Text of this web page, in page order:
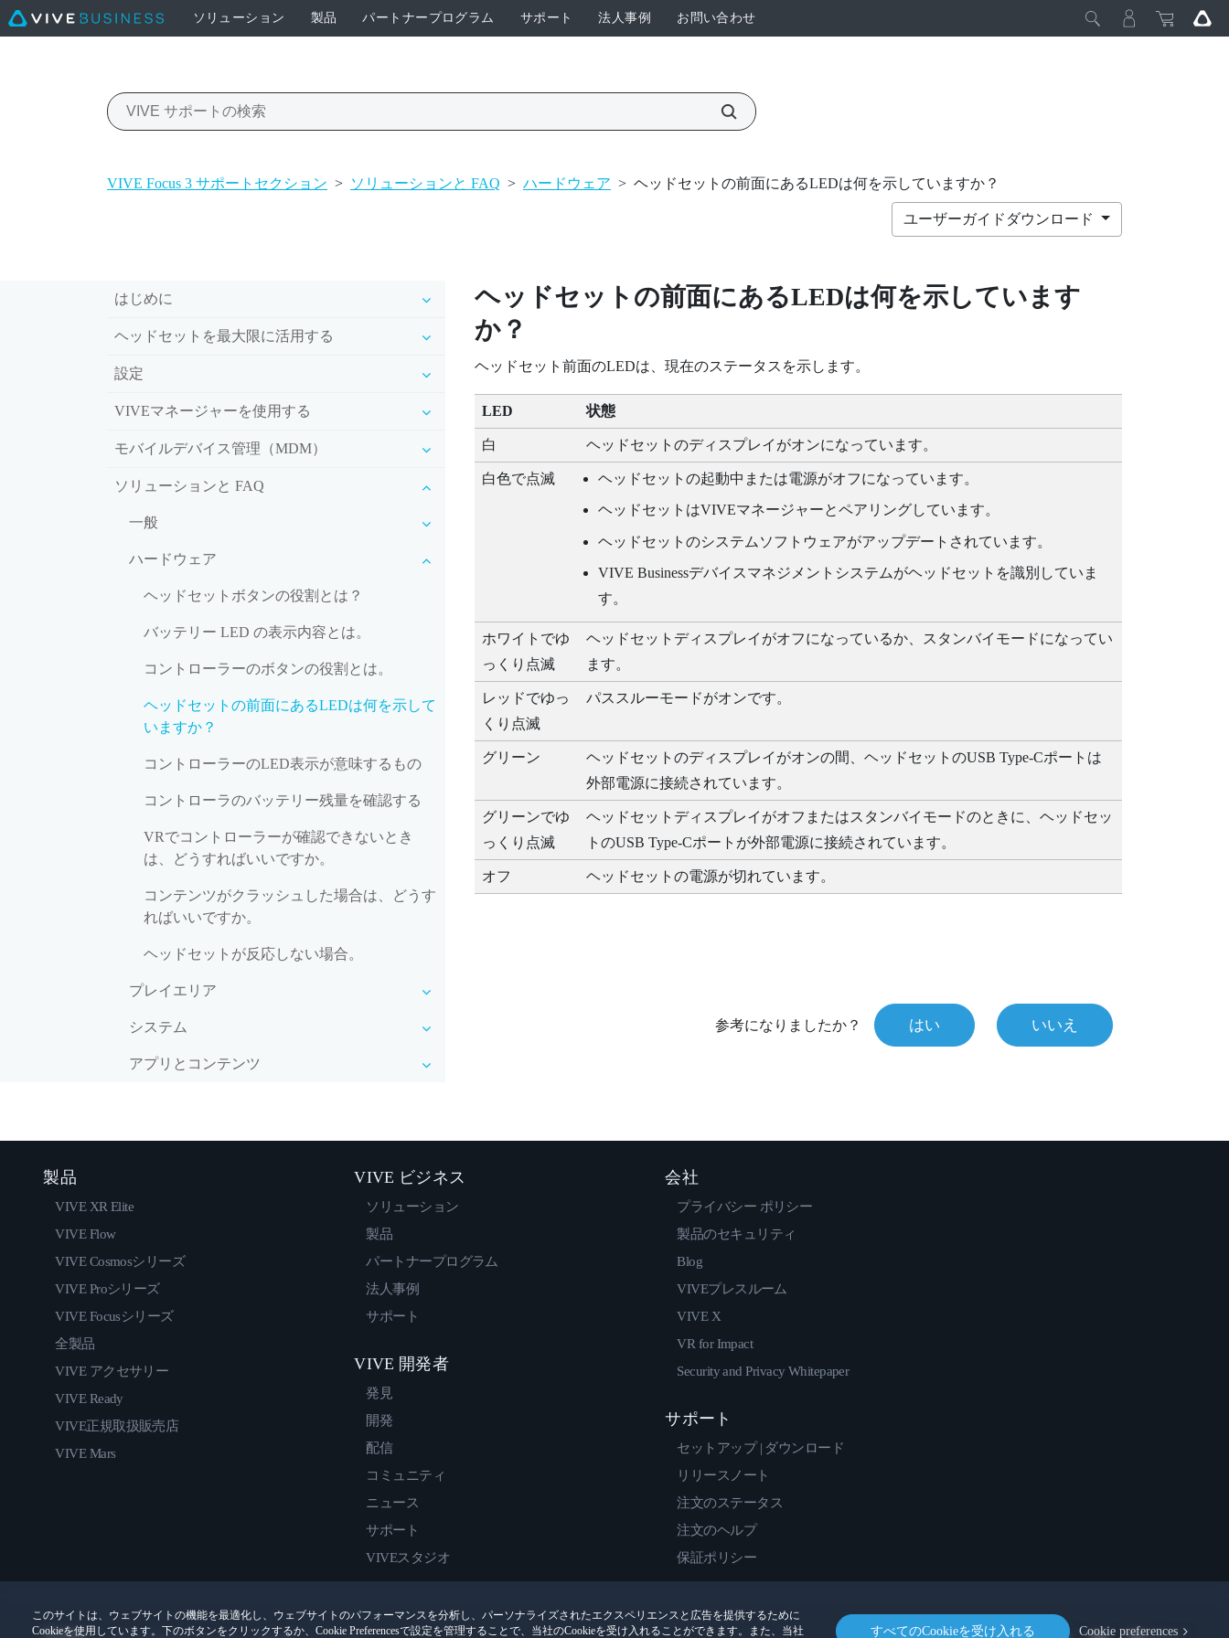
ソリューション 製品 パートナープログラム サポート 法人事例 お問い合わせ
VIVE Focus 3 サポートセクション > ソリューションと FAQ > ハードウェア > ヘッドセットの前面にあるLEDは何を示していますか？
ユーザーガイドダウンロード
はじめに
ヘッドセットを最大限に活用する
設定
VIVEマネージャーを使用する
モバイルデバイス管理（MDM）
ソリューションと FAQ
一般
ハードウェア
ヘッドセットボタンの役割とは？
バッテリー LED の表示内容とは。
コントローラーのボタンの役割とは。
ヘッドセットの前面にあるLEDは何を示して
いますか？
コントローラーのLED表示が意味するもの
コントローラのバッテリー残量を確認する
VRでコントローラーが確認できないとき
は、どうすればいいですか。
コンテンツがクラッシュした場合は、どうす
ればいいですか。
ヘッドセットが反応しない場合。
プレイエリア
システム
アプリとコンテンツ
ヘッドセットの前面にあるLEDは何を示しています
か？
ヘッドセット前面のLEDは、現在のステータスを示します。
LED 状態
白 ヘッドセットのディスプレイがオンになっています。
白色で点滅 ヘッドセットの起動中または電源がオフになっています。
ヘッドセットはVIVEマネージャーとペアリングしています。
ヘッドセットのシステムソフトウェアがアップデートされています。
VIVE Businessデバイスマネジメントシステムがヘッドセットを識別していま
す。
ホワイトでゆ
っくり点滅
ヘッドセットディスプレイがオフになっているか、スタンバイモードになってい
ます。
レッドでゆっ
くり点滅
パススルーモードがオンです。
グリーン ヘッドセットのディスプレイがオンの間、ヘッドセットのUSB Type-Cポートは
外部電源に接続されています。
グリーンでゆ
っくり点滅
ヘッドセットディスプレイがオフまたはスタンバイモードのときに、ヘッドセッ
トのUSB Type-Cポートが外部電源に接続されています。
オフ ヘッドセットの電源が切れています。
参考になりましたか？ はい いいえ
このサイトは、ウェブサイトの機能を最適化し、ウェブサイトのパフォーマンスを分析し、パーソナライズされたエクスペリエンスと広告を提供するために
Cookieを使用しています。下のボタンをクリックするか、Cookie Preferencesで設定を管理することで、当社のCookieを受け入れることができます。また、当社
すべてのCookieを受け入れる Cookie preferences
製品
VIVE XR Elite
VIVE Flow
VIVE Cosmosシリーズ
VIVE Proシリーズ
VIVE Focusシリーズ
全製品
VIVE アクセサリー
VIVE Ready
VIVE正規取扱販売店
VIVE Mars
VIVE ビジネス
ソリューション
製品
パートナープログラム
法人事例
サポート
VIVE 開発者
発見
開発
配信
コミュニティ
ニュース
サポート
VIVEスタジオ
会社
プライバシー ポリシー
製品のセキュリティ
Blog
VIVEプレスルーム
VIVE X
VR for Impact
Security and Privacy Whitepaper
サポート
セットアップ | ダウンロード
リリースノート
注文のステータス
注文のヘルプ
保証ポリシー